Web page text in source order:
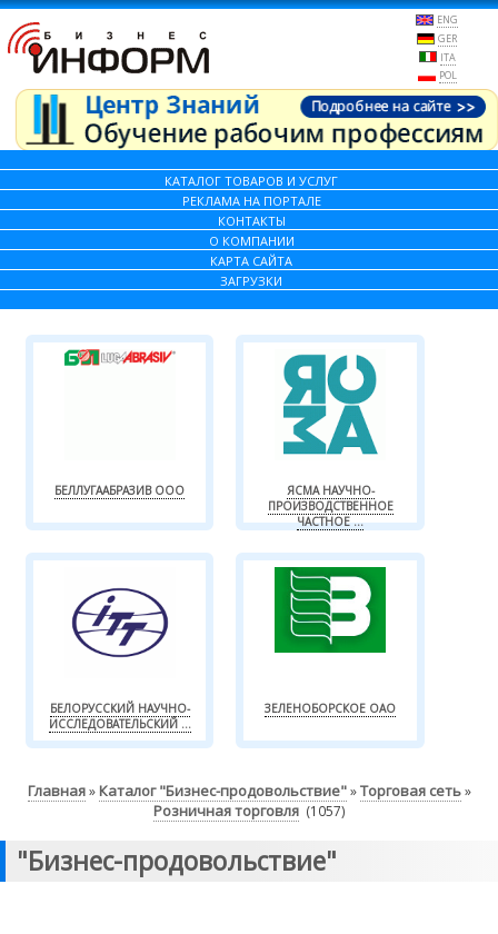
ENG
GER
ITA
POL
КАТАЛОГ ТОВАРОВ И УСЛУГ
РЕКЛАМА НА ПОРТАЛЕ
КОНТАКТЫ
О КОМПАНИИ
КАРТА САЙТА
ЗАГРУЗКИ
БЕЛЛУГААБРАЗИВ ООО
ЯСМА НАУЧНО-
ПРОИЗВОДСТВЕННОЕ
ЧАСТНОЕ ...
БЕЛОРУССКИЙ НАУЧНО-
ИССЛЕДОВАТЕЛЬСКИЙ ...
ЗЕЛЕНОБОРСКОЕ ОАО
Главная» Каталог "Бизнес-продовольствие"»Торговая сеть»
Розничная торговля(1057)
"Бизнес-продовольствие"